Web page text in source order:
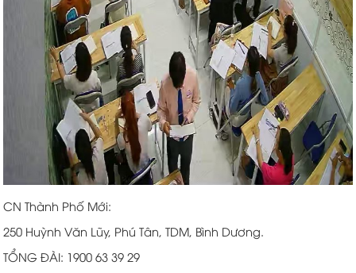
CN Thành Phố Mới:
250 Huỳnh Văn Lũy, Phú Tân, TDM, Bình Dương.
TỔNG ĐÀI: 1900 63 39 29